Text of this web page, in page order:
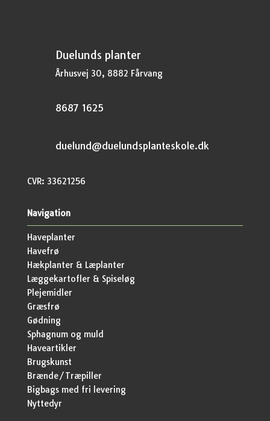
Duelunds planter
Århusvej 30, 8882 Fårvang
8687 1625
duelund@duelundsplanteskole.dk
CVR: 33621256
Navigation
Haveplanter
Havefrø
Hækplanter & Læplanter
Læggekartofler & Spiseløg
Plejemidler
Græsfrø
Gødning
Sphagnum og muld
Haveartikler
Brugskunst
Brænde/Træpiller
Bigbags med fri levering
Nyttedyr